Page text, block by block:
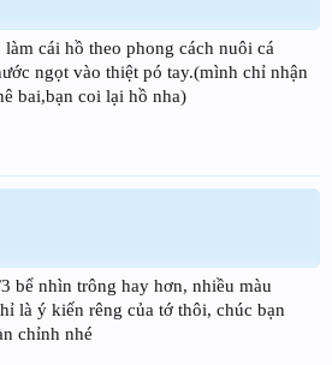
cái hồ theo phong cách nuôi cá
ngọt vào thiệt pó tay.(mình chỉ nhận
bai,bạn coi lại hồ nha)
bể nhìn trông hay hơn, nhiều màu
là ý kiến rêng của tớ thôi, chúc bạn
chỉnh nhé